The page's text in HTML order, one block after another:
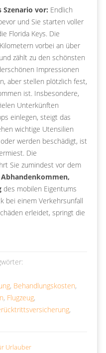
Szenario vor: Endlich
und Sie starten voller
Florida Keys. Die
vorbei an über
zählt zu den schönsten
Impressionen
aber stellen plötzlich fest,
ist. Insbesondere,
Unterkünften
einlegen, steigt das
wichtige Utensilien
werden beschädigt, ist
Die
Sie zumindest vor dem
Abhandenkommen,
des mobilen Eigentums
bei einem Verkehrsunfall
erleidet, springt die
, Behandlungskosten,
, Flugzeug,
,
Urlauber